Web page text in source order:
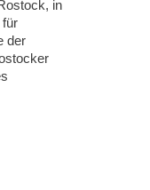
in
für
der